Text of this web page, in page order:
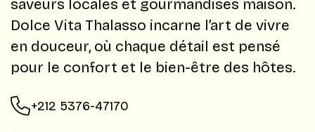
saveurs locales et gourmandises maison.
Dolce Vita Thalasso incarne l’art de vivre
en douceur, où chaque détail est pensé
pour le confort et le bien-être des hôtes.
+212 5376-47170